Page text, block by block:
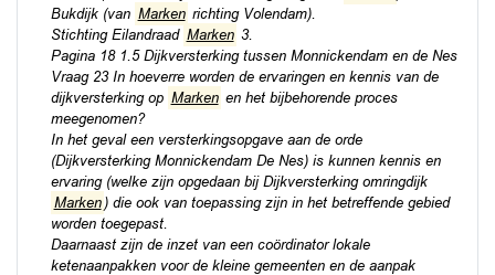
Bukdijk (van Marken richting Volendam).
Stichting Eilandraad Marken 3.
Pagina 18 1.5 Dijkversterking tussen Monnickendam en de Nes
Vraag 23 In hoeverre worden de ervaringen en kennis van de
dijkversterking op Marken en het bijbehorende proces
meegenomen?
In het geval een versterkingsopgave aan de orde
(Dijkversterking Monnickendam De Nes) is kunnen kennis en
ervaring (welke zijn opgedaan bij Dijkversterking omringdijk
Marken ) die ook van toepassing zijn in het betreffende gebied
worden toegepast.
Daarnaast zijn de inzet van een coördinator lokale
ketenaanpakken voor de kleine gemeenten en de aanpak